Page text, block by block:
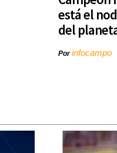
está el
del
Porinfocampo